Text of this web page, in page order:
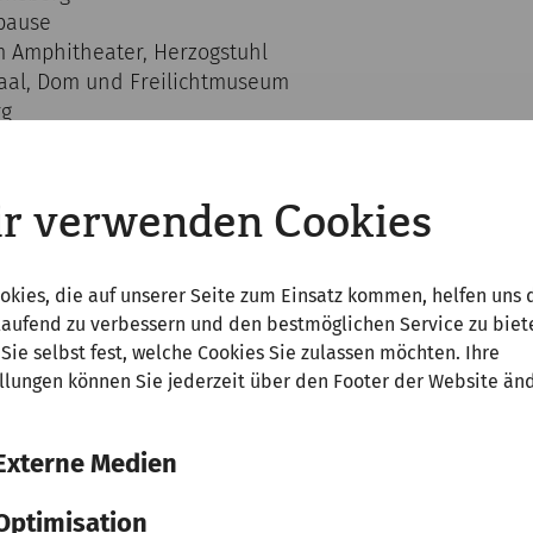
verwenden Cookies
die auf unserer Seite zum Einsatz kommen, helfen uns
zu verbessern und den bestmöglichen Service zu
selbst fest, welche Cookies Sie zulassen möchten. Ihre
können Sie jederzeit über den Footer der Website
Medien
Amphitheater, Herzogstuhl
Dom und Freilichtmuseum
in Klagenfurt
Museum und Kirchenruinen
Burgmuseum
Museum
– Wien
sind inkludiert: Busfahrt inkl. sämtlicher Gebühren,